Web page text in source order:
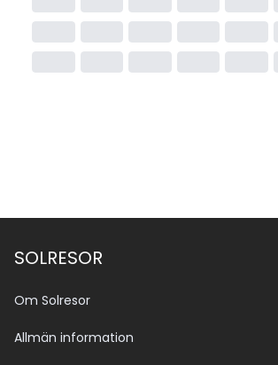
SOLRESOR
Om Solresor
Allmän information